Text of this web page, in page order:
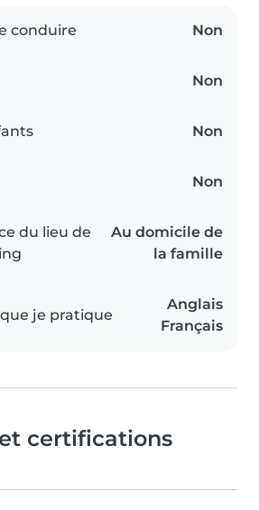
conduire Non
Non
Non
Non
du lieu de
Au domicile de
la famille
je pratique
Anglais
Français
certifications